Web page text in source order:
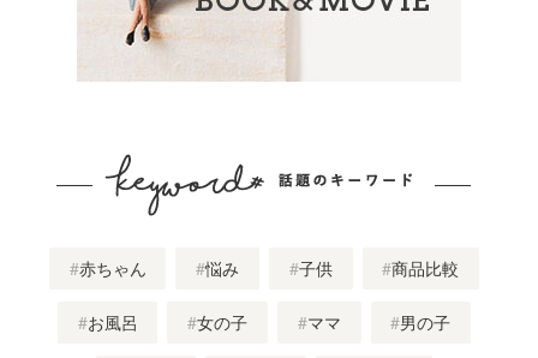
赤ちゃん 悩み 子供 商品比較
お風呂 女の子 ママ 男の子